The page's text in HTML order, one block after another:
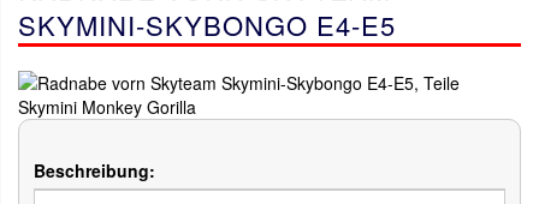
SKYMINI-SKYBONGO E4-E5
Beschreibung: